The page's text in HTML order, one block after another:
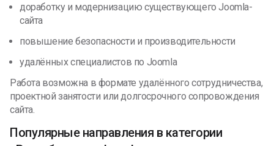
доработку и модернизацию существующего Joomla-
сайта
повышение безопасности и производительности
удалённых специалистов по Joomla
Работа возможна в формате удалённого сотрудничества,
проектной занятости или долгосрочного сопровождения
сайта.
Популярные направления в категории